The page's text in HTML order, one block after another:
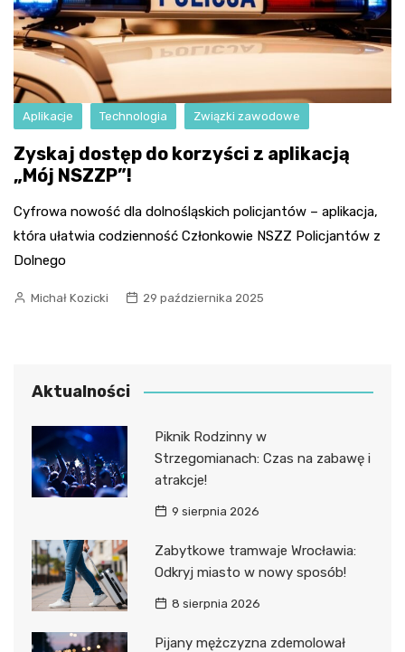
Aplikacje Technologia Związki zawodowe
Zyskaj dostęp do korzyści z aplikacją
„Mój NSZZP”!
Cyfrowa nowość dla dolnośląskich policjantów – aplikacja,
która ułatwia codzienność Członkowie NSZZ Policjantów z
Dolnego
Michał Kozicki 29 października 2025
Aktualności
Piknik Rodzinny w
Strzegomianach: Czas na zabawę i
atrakcje!
9 sierpnia 2026
Zabytkowe tramwaje Wrocławia:
Odkryj miasto w nowy sposób!
8 sierpnia 2026
Pijany mężczyzna zdemolował